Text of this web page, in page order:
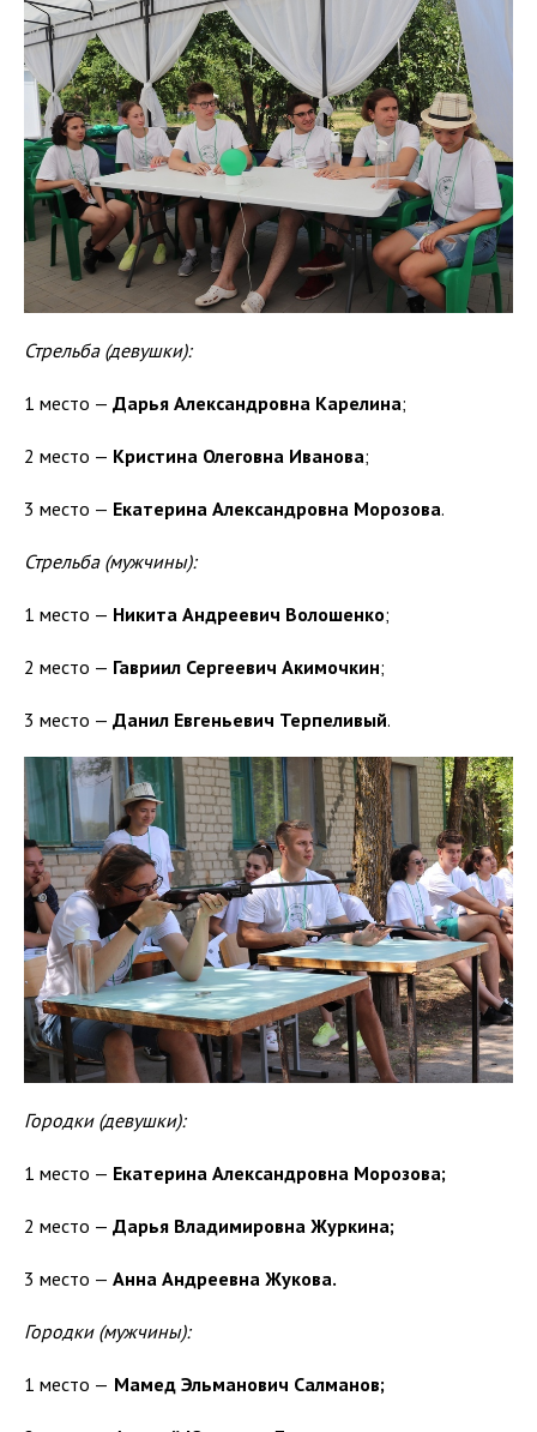
Стрельба (девушки):
1 место — Дарья Александровна Карелина;
2 место — Кристина Олеговна Иванова;
3 место — Екатерина Александровна Морозова.
Стрельба (мужчины):
1 место — Никита Андреевич Волошенко;
2 место — Гавриил Сергеевич Акимочкин;
3 место — Данил Евгеньевич Терпеливый.
Городки (девушки):
1 место — Екатерина Александровна Морозова;
2 место — Дарья Владимировна Журкина;
3 место — Анна Андреевна Жукова.
Городки (мужчины):
1 место — Мамед Эльманович Салманов;